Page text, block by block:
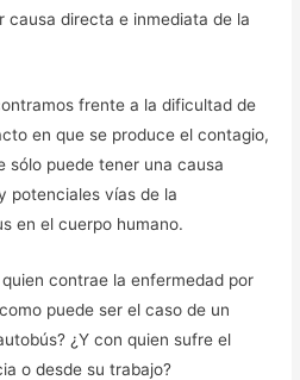
causa directa e inmediata de la
frente a la dificultad de
en que se produce el contagio,
sólo puede tener una causa
potenciales vías de la
en el cuerpo humano.
contrae la enfermedad por
puede ser el caso de un
¿Y con quien sufre el
o desde su trabajo?